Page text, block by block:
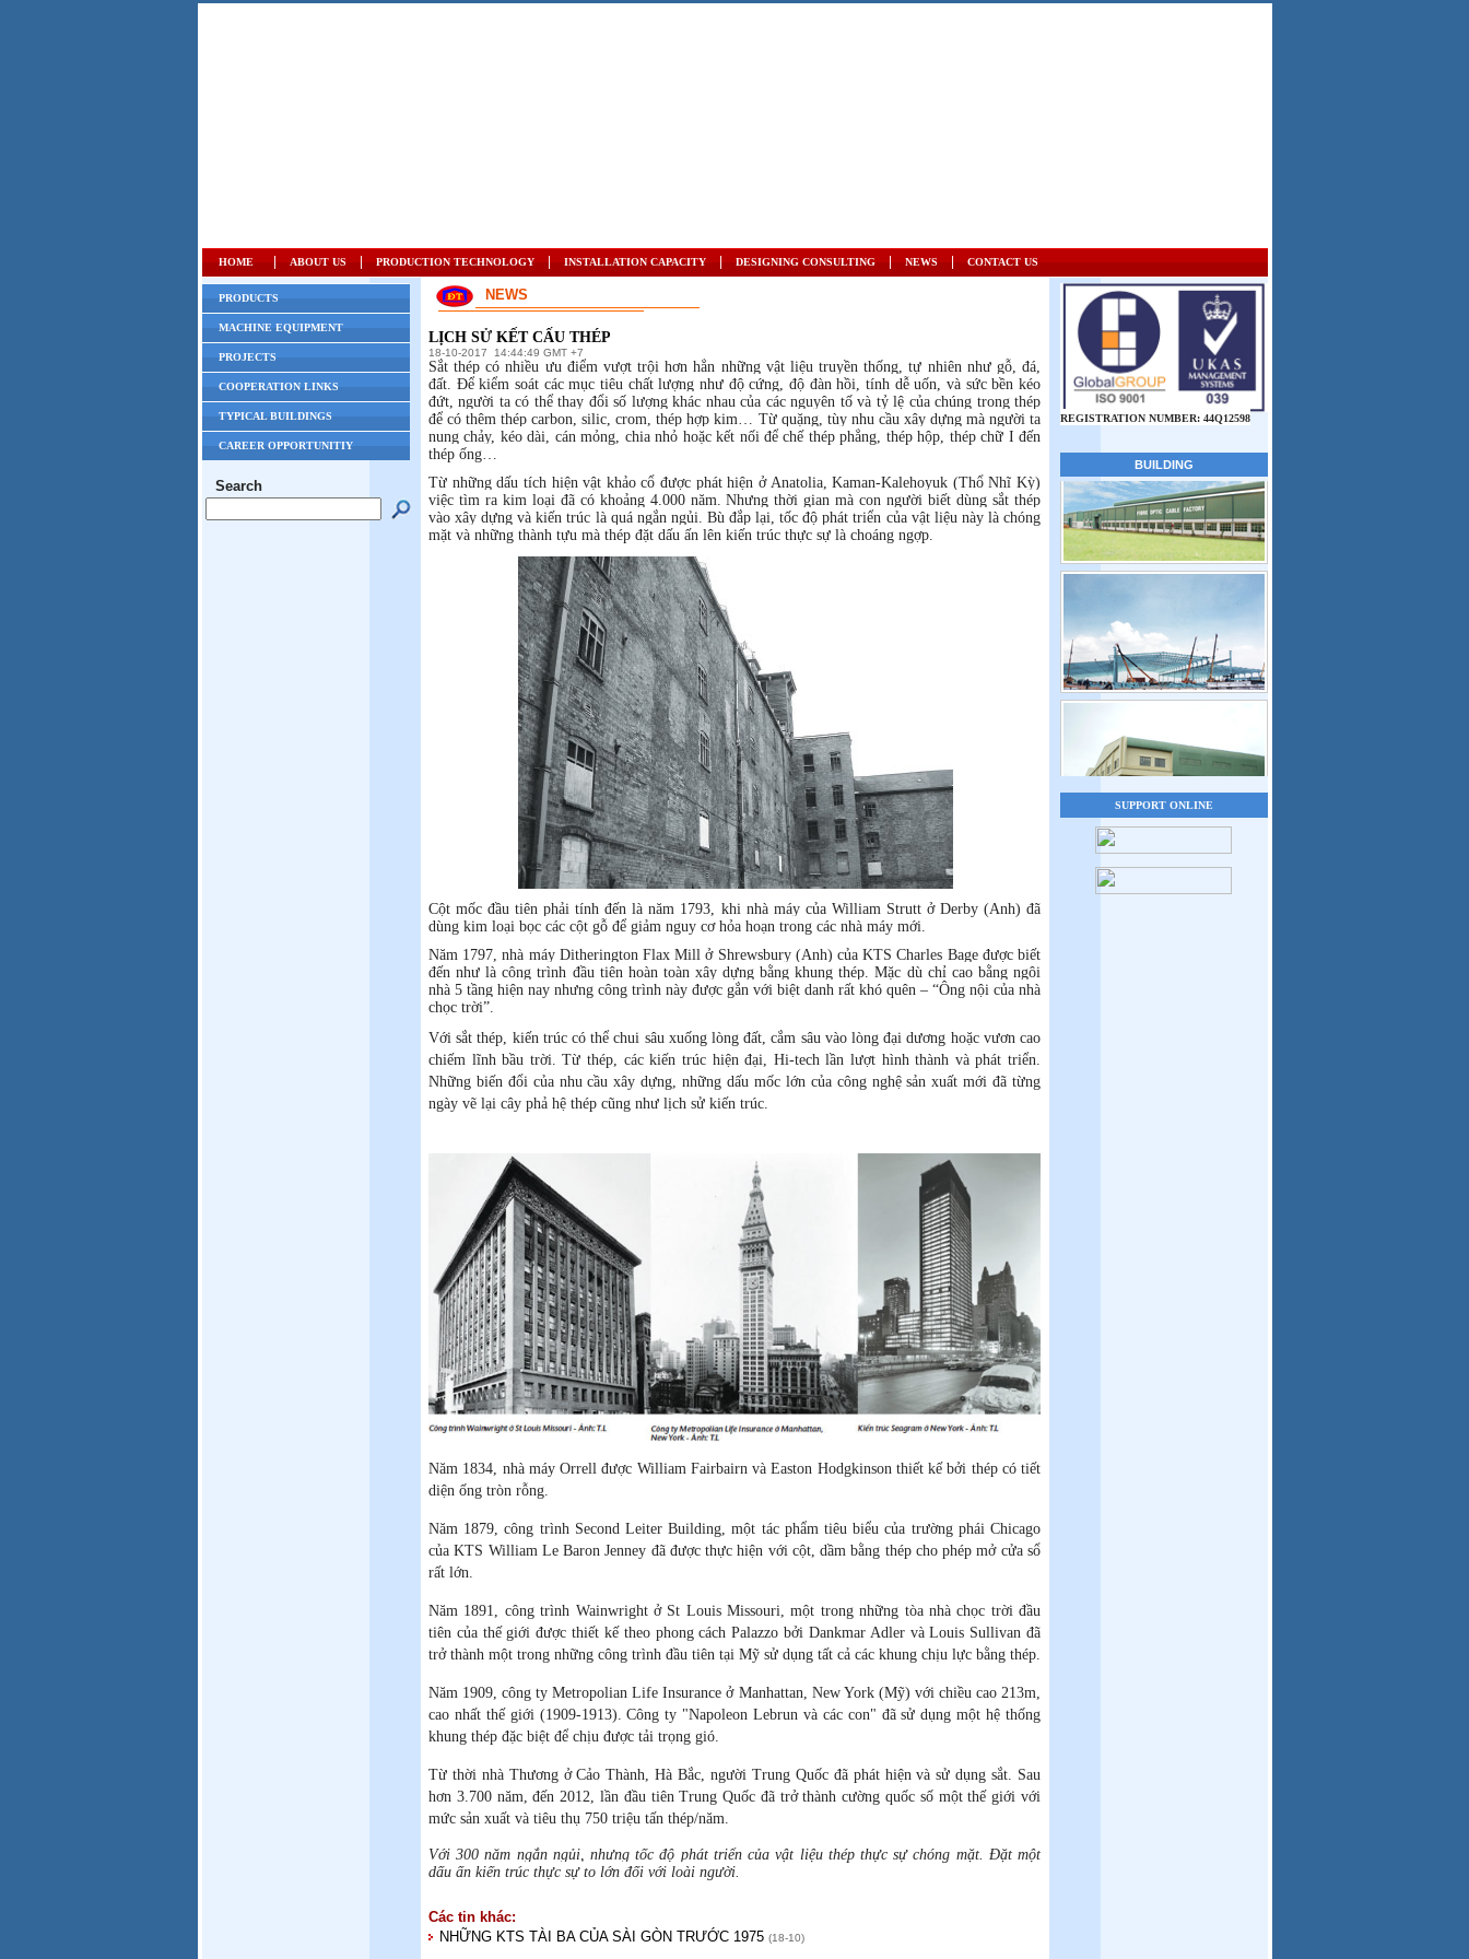
HOME| ABOUT US PRODUCTION TECHNOLOGY| INSTALLATION CAPACITY| DESIGNING CONSULTING| NEWS CONTACT US
PRODUCTS
MACHINE EQUIPMENT
PROJECTS
COOPERATION LINKS
TYPICAL BUILDINGS
CAREER OPPORTUNITIY
Search
NEWS
LỊCH SỬ KẾT CẤU THÉP
18-10-2017 14:44:49 GMT +7
Sắt thép có nhiều ưu điểm vượt trội hơn hẳn những vật liệu truyền thống, tự nhiên như gỗ, đá,
đất. Để kiểm soát các mục tiêu chất lượng như độ cứng, độ đàn hồi, tính dễ uốn, và sức bền kéo
đứt, người ta có thể thay đổi số lượng khác nhau của các nguyên tố và tỷ lệ của chúng trong thép
để có thêm thép carbon, silic, crom, thép hợp kim… Từ quặng, tùy nhu cầu xây dựng mà người ta
nung chảy, kéo dài, cán mỏng, chia nhỏ hoặc kết nối để chế thép phẳng, thép hộp, thép chữ I đến
thép ống…
Từ những dấu tích hiện vật khảo cổ được phát hiện ở Anatolia, Kaman-Kalehoyuk (Thổ Nhĩ Kỳ)
việc tìm ra kim loại đã có khoảng 4.000 năm. Nhưng thời gian mà con người biết dùng sắt thép
vào xây dựng và kiến trúc là quá ngắn ngủi. Bù đắp lại, tốc độ phát triển của vật liệu này là chóng
mặt và những thành tựu mà thép đặt dấu ấn lên kiến trúc thực sự là choáng ngợp.
Cột mốc đầu tiên phải tính đến là năm 1793, khi nhà máy của William Strutt ở Derby (Anh) đã
dùng kim loại bọc các cột gỗ để giảm nguy cơ hỏa hoạn trong các nhà máy mới.
Năm 1797, nhà máy Ditherington Flax Mill ở Shrewsbury (Anh) của KTS Charles Bage được biết
đến như là công trình đầu tiên hoàn toàn xây dựng bằng khung thép. Mặc dù chỉ cao bằng ngôi
nhà 5 tầng hiện nay nhưng công trình này được gắn với biệt danh rất khó quên – “Ông nội của nhà
chọc trời”.
Với sắt thép, kiến trúc có thể chui sâu xuống lòng đất, cắm sâu vào lòng đại dương hoặc vươn cao
chiếm lĩnh bầu trời. Từ thép, các kiến trúc hiện đại, Hi-tech lần lượt hình thành và phát triển.
Những biến đổi của nhu cầu xây dựng, những dấu mốc lớn của công nghệ sản xuất mới đã từng
ngày vẽ lại cây phả hệ thép cũng như lịch sử kiến trúc.
Năm 1834, nhà máy Orrell được William Fairbairn và Easton Hodgkinson thiết kế bởi thép có tiết
diện ống tròn rỗng.
Năm 1879, công trình Second Leiter Building, một tác phẩm tiêu biểu của trường phái Chicago
của KTS William Le Baron Jenney đã được thực hiện với cột, dầm bằng thép cho phép mở cửa sổ
rất lớn.
Năm 1891, công trình Wainwright ở St Louis Missouri, một trong những tòa nhà chọc trời đầu
tiên của thế giới được thiết kế theo phong cách Palazzo bởi Dankmar Adler và Louis Sullivan đã
trở thành một trong những công trình đầu tiên tại Mỹ sử dụng tất cả các khung chịu lực bằng thép.
Năm 1909, công ty Metropolian Life Insurance ở Manhattan, New York (Mỹ) với chiều cao 213m,
cao nhất thế giới (1909-1913). Công ty "Napoleon Lebrun và các con" đã sử dụng một hệ thống
khung thép đặc biệt để chịu được tải trọng gió.
Từ thời nhà Thương ở Cảo Thành, Hà Bắc, người Trung Quốc đã phát hiện và sử dụng sắt. Sau
hơn 3.700 năm, đến 2012, lần đầu tiên Trung Quốc đã trở thành cường quốc số một thế giới với
mức sản xuất và tiêu thụ 750 triệu tấn thép/năm.
Với 300 năm ngắn ngủi, nhưng tốc độ phát triển của vật liệu thép thực sự chóng mặt. Đặt một
dấu ấn kiến trúc thực sự to lớn đối với loài người.
Các tin khác:
NHỮNG KTS TÀI BA CỦA SÀI GÒN TRƯỚC 1975 (18-10)
REGISTRATION NUMBER: 44Q12598
SUPPORT ONLINE